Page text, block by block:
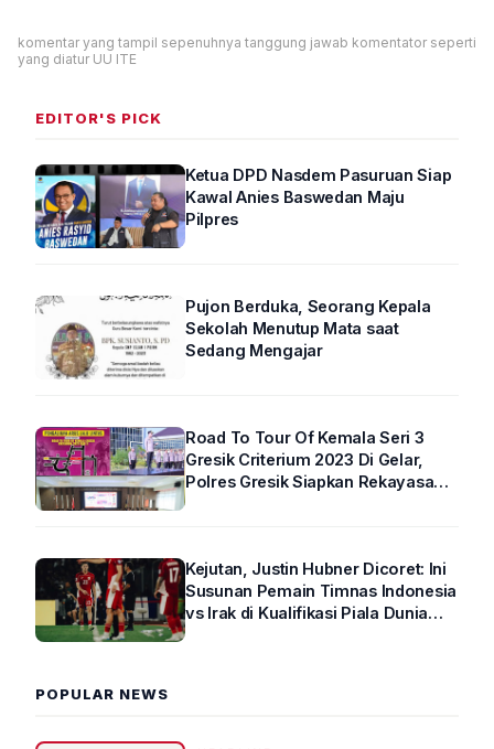
komentar yang tampil sepenuhnya tanggung jawab komentator seperti
yang diatur UU ITE
EDITOR'S PICK
Ketua DPD Nasdem Pasuruan Siap
Kawal Anies Baswedan Maju
Pilpres
Pujon Berduka, Seorang Kepala
Sekolah Menutup Mata saat
Sedang Mengajar
Road To Tour Of Kemala Seri 3
Gresik Criterium 2023 Di Gelar,
Polres Gresik Siapkan Rekayasa
Kejutan, Justin Hubner Dicoret: Ini
Susunan Pemain Timnas Indonesia
vs Irak di Kualifikasi Piala Dunia
POPULAR NEWS